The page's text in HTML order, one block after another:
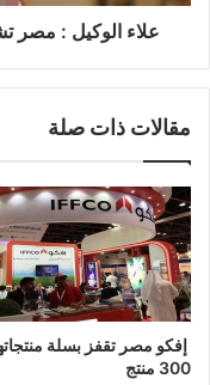
علاء الوكيل : مصر تشارك بـ190 شركة
مقالات ذات صلة
إفكو مصر تقفز بسلة
300 منتج